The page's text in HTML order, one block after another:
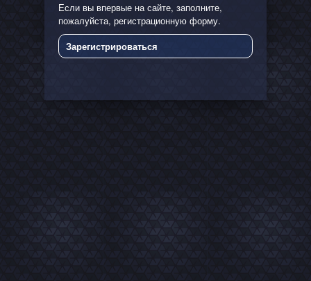
Если вы впервые на сайте, заполните,
пожалуйста, регистрационную форму.
Зарегистрироваться